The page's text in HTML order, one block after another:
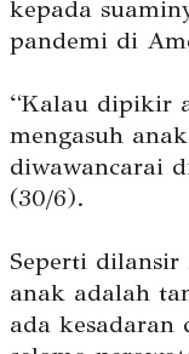
kepada
pandemi di
“Kalau dipikir
mengasuh
diwawancarai
(30/6).
Seperti dilansir
anak adalah
ada